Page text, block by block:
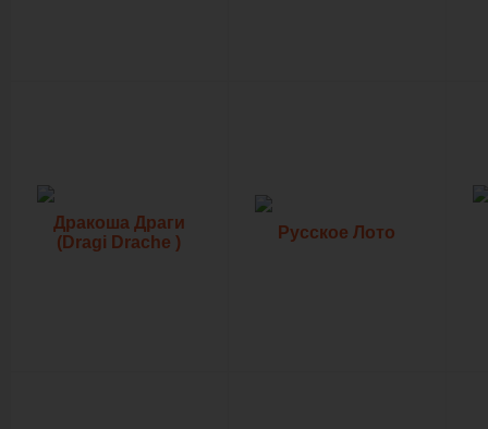
Дракоша Драги
(Dragi Drache )
Русское Лото